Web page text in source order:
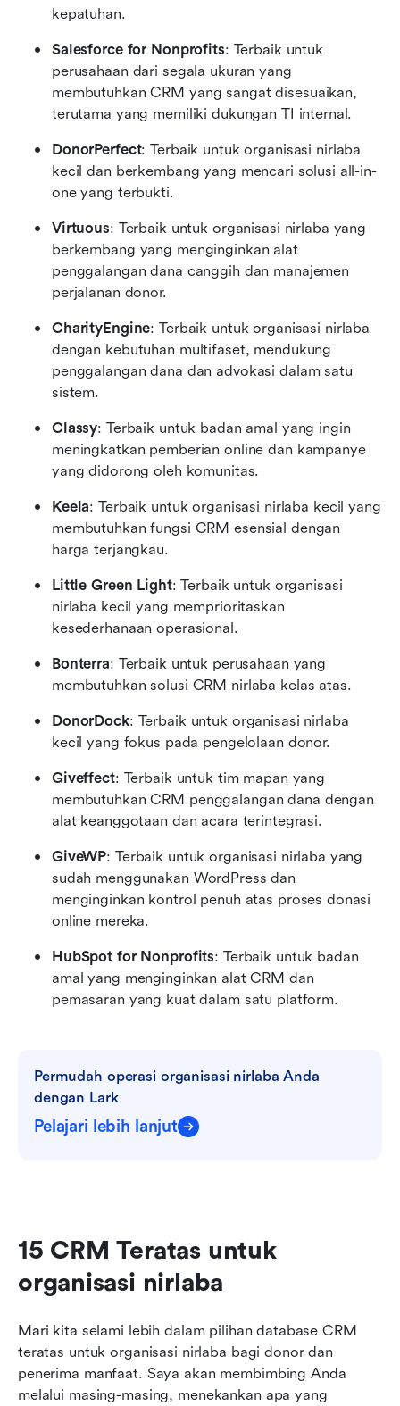
kepatuhan.
Salesforce for Nonprofits: Terbaik untuk
perusahaan dari segala ukuran yang
membutuhkan CRM yang sangat disesuaikan,
terutama yang memiliki dukungan TI internal.
DonorPerfect: Terbaik untuk organisasi nirlaba
kecil dan berkembang yang mencari solusi all-in-
one yang terbukti.
Virtuous: Terbaik untuk organisasi nirlaba yang
berkembang yang menginginkan alat
penggalangan dana canggih dan manajemen
perjalanan donor.
CharityEngine: Terbaik untuk organisasi nirlaba
dengan kebutuhan multifaset, mendukung
penggalangan dana dan advokasi dalam satu
sistem.
Classy: Terbaik untuk badan amal yang ingin
meningkatkan pemberian online dan kampanye
yang didorong oleh komunitas.
Keela: Terbaik untuk organisasi nirlaba kecil yang
membutuhkan fungsi CRM esensial dengan
harga terjangkau.
Little Green Light: Terbaik untuk organisasi
nirlaba kecil yang memprioritaskan
kesederhanaan operasional.
Bonterra: Terbaik untuk perusahaan yang
membutuhkan solusi CRM nirlaba kelas atas.
DonorDock: Terbaik untuk organisasi nirlaba
kecil yang fokus pada pengelolaan donor.
Giveffect: Terbaik untuk tim mapan yang
membutuhkan CRM penggalangan dana dengan
alat keanggotaan dan acara terintegrasi.
GiveWP: Terbaik untuk organisasi nirlaba yang
sudah menggunakan WordPress dan
menginginkan kontrol penuh atas proses donasi
online mereka.
HubSpot for Nonprofits: Terbaik untuk badan
amal yang menginginkan alat CRM dan
pemasaran yang kuat dalam satu platform.
Permudah operasi organisasi nirlaba Anda
dengan Lark
Pelajari lebih lanjut
15 CRM Teratas untuk
organisasi nirlaba
Mari kita selami lebih dalam pilihan database CRM
teratas untuk organisasi nirlaba bagi donor dan
penerima manfaat. Saya akan membimbing Anda
melalui masing-masing, menekankan apa yang